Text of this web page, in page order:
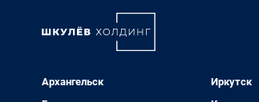
Архангельск
Иркутск